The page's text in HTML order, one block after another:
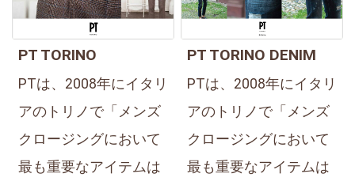
PT TORINO
PTは、2008年にイタリ
アのトリノで「メンズ
クロージングにおいて
最も重要なアイテムは
PT TORINO DENIM
PTは、2008年にイタリ
アのトリノで「メンズ
クロージングにおいて
最も重要なアイテムは